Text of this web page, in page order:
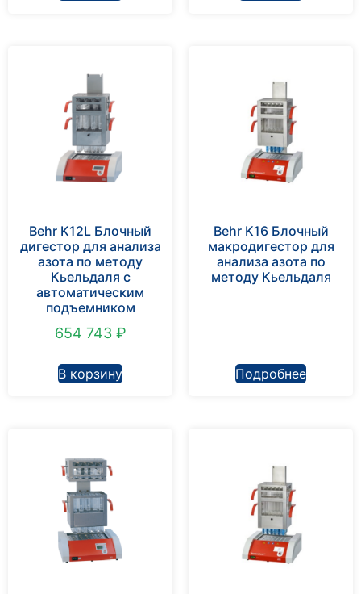
Behr K12L Блочный
дигестор для анализа
азота по методу
Кьельдаля с
автоматическим
подъемником
654 743 ₽
В корзину
Behr K16 Блочный
макродигестор для
анализа азота по
методу Кьельдаля
Подробнее